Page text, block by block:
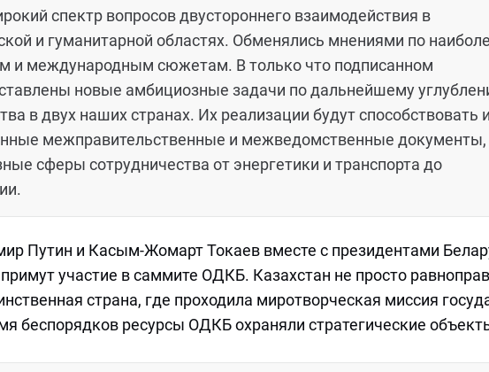
спектр вопросов двустороннего взаимодействия в
и гуманитарной областях. Обменялись мнениями по
и международным сюжетам. В только что подписанном
новые амбициозные задачи по дальнейшему
в двух наших странах. Их реализации будут способствовать и
межправительственные и межведомственные документы,
сферы сотрудничества от энергетики и транспорта до
Путин и Касым-Жомарт Токаев вместе с президентами
участие в саммите ОДКБ. Казахстан не просто
страна, где проходила миротворческая миссия
беспорядков ресурсы ОДКБ охраняли стратегические